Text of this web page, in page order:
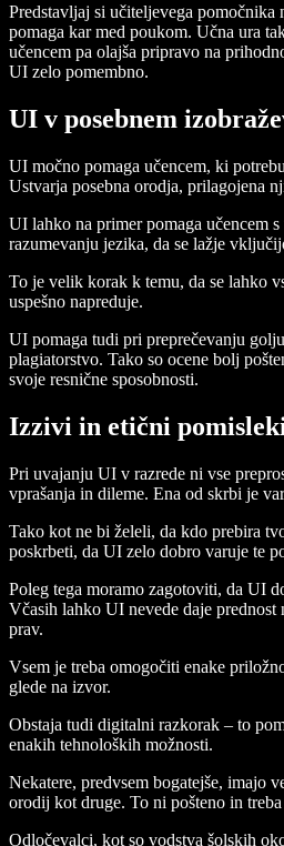
Predstavljaj si učiteljevega
pomaga kar med poukom. Učna ura
učencem pa olajša pripravo na
UI zelo pomembno.
UI v posebnem
UI močno pomaga učencem, ki
Ustvarja posebna orodja, prilagojena
UI lahko na primer pomaga učencem
razumevanju jezika, da se lažje
To je velik korak k temu, da se lahko
uspešno napreduje.
UI pomaga tudi pri preprečevanju
plagiatorstvo. Tako so ocene bolj
svoje resnične sposobnosti.
Izzivi in etični
Pri uvajanju UI v razrede ni vse
vprašanja in dileme. Ena od skrbi je
Tako kot ne bi želeli, da kdo prebira
poskrbeti, da UI zelo dobro varuje te
Poleg tega moramo zagotoviti, da UI
Včasih lahko UI nevede daje prednost
prav.
Vsem je treba omogočiti enake
glede na izvor.
Obstaja tudi digitalni razkorak – to
enakih tehnoloških možnosti.
Nekatere, predvsem bogatejše, imajo
orodij kot druge. To ni pošteno in
Odločevalci, kot so vodstva šolskih